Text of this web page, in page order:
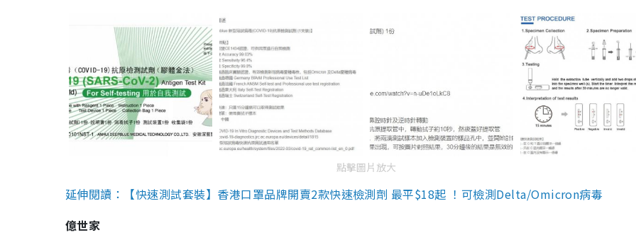
點擊圖片放大
延伸閱讀：【快速測試套裝】香港口罩品牌開賣2款快速檢測劑 最平$18起 ！可檢測Delta/Omicron病毒
億世家